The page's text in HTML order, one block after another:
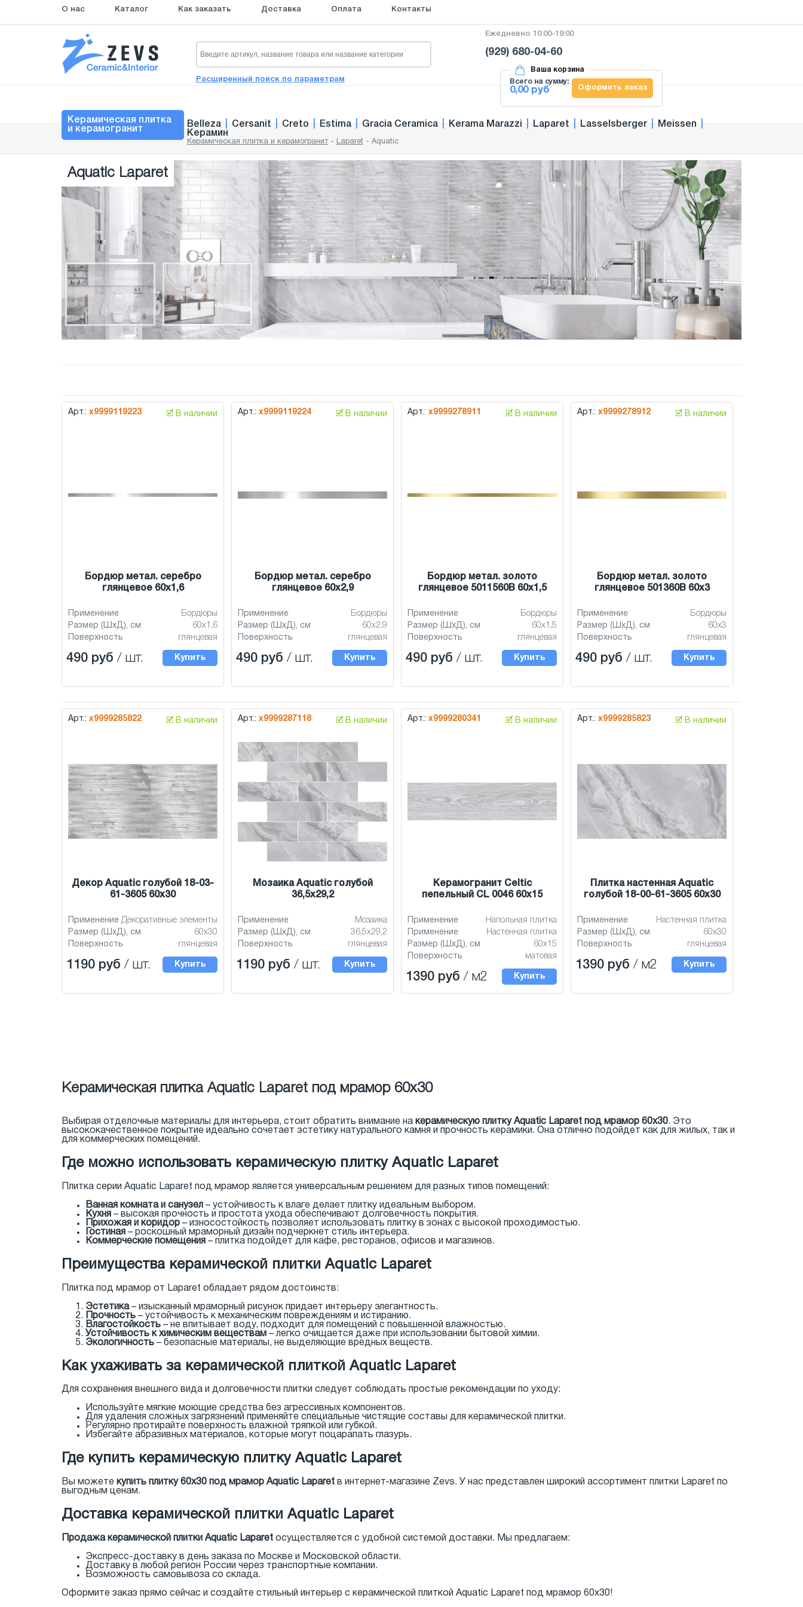
О нас Каталог Как заказать Доставка Оплата Контакты
Расширенный поиск по параметрам
Ежедневно 10:00-19:00
(929) 680-04-60
Ваша корзина
Оформить заказ
Всего на сумму:
0,00 руб
Керамическая плитка
и керамогранит
Belleza Cersanit Creto Estima Gracia Ceramica Kerama Marazzi Laparet Lasselsberger Meissen
Керамин
Керамическая плитка и керамогранит - Laparet - Aquatic
Aquatic Laparet
Арт.: х9999119223 🗹 В наличии
Бордюр метал. серебро
глянцевое 60x1,6
Применение
Бордюры
Размер (ШхД), см
60x1,6
Поверхность
глянцевая
490 руб / шт. Купить
Арт.: х9999119224 🗹 В наличии
Бордюр метал. серебро
глянцевое 60x2,9
Применение
Бордюры
Размер (ШхД), см
60x2,9
Поверхность
глянцевая
490 руб / шт. Купить
Арт.: х9999278911 🗹 В наличии
Бордюр метал. золото
глянцевое 5011560В 60x1,5
Применение
Бордюры
Размер (ШхД), см
60x1,5
Поверхность
глянцевая
490 руб / шт. Купить
Арт.: х9999278912 🗹 В наличии
Бордюр метал. золото
глянцевое 501360В 60x3
Применение
Бордюры
Размер (ШхД), см
60x3
Поверхность
глянцевая
490 руб / шт. Купить
Арт.: х9999285822 🗹 В наличии
Декор Aquatic голубой 18-03-
61-3605 60x30
Применение Декоративные элементы
Размер (ШхД), см
60x30
Поверхность
глянцевая
1190 руб / шт. Купить
Арт.: х9999287118 🗹 В наличии
Мозаика Aquatic голубой
36,5x29,2
Применение
Мозаика
Размер (ШхД), см
36,5x29,2
Поверхность
глянцевая
1190 руб / шт. Купить
Арт.: х9999280341 🗹 В наличии
Керамогранит Celtic
пепельный CL 0046 60x15
Применение
Напольная плитка
Применение
Настенная плитка
Размер (ШхД), см
60x15
Поверхность
матовая
1390 руб / м2 Купить
Арт.: х9999285823 🗹 В наличии
Плитка настенная Aquatic
голубой 18-00-61-3605 60x30
Применение
Настенная плитка
Размер (ШхД), см
60x30
Поверхность
глянцевая
1390 руб / м2 Купить
Керамическая плитка Aquatic Laparet под мрамор 60x30
Выбирая отделочные материалы для интерьера, стоит обратить внимание на керамическую плитку Aquatic Laparet под мрамор 60x30. Это
высококачественное покрытие идеально сочетает эстетику натурального камня и прочность керамики. Она отлично подойдет как для жилых, так и
для коммерческих помещений.
Где можно использовать керамическую плитку Aquatic Laparet
Плитка серии Aquatic Laparet под мрамор является универсальным решением для разных типов помещений:
Ванная комната и санузел – устойчивость к влаге делает плитку идеальным выбором.
Кухня – высокая прочность и простота ухода обеспечивают долговечность покрытия.
Прихожая и коридор – износостойкость позволяет использовать плитку в зонах с высокой проходимостью.
Гостиная – роскошный мраморный дизайн подчеркнет стиль интерьера.
Коммерческие помещения – плитка подойдет для кафе, ресторанов, офисов и магазинов.
Преимущества керамической плитки Aquatic Laparet
Плитка под мрамор от Laparet обладает рядом достоинств:
Эстетика– изысканный мраморный рисунок придает интерьеру элегантность.
Прочность – устойчивость к механическим повреждениям и истиранию.
Влагостойкость – не впитывает воду, подходит для помещений с повышенной влажностью.
Устойчивость к химическим веществам – легко очищается даже при использовании бытовой химии.
Экологичность – безопасные материалы, не выделяющие вредных веществ.
Как ухаживать за керамической плиткой Aquatic Laparet
Для сохранения внешнего вида и долговечности плитки следует соблюдать простые рекомендации по уходу:
Используйте мягкие моющие средства без агрессивных компонентов.
Для удаления сложных загрязнений применяйте специальные чистящие составы для керамической плитки.
Регулярно протирайте поверхность влажной тряпкой или губкой.
Избегайте абразивных материалов, которые могут поцарапать глазурь.
Где купить керамическую плитку Aquatic Laparet
Вы можете купить плитку 60x30 под мрамор Aquatic Laparet в интернет-магазине Zevs. У нас представлен широкий ассортимент плитки Laparet по
выгодным ценам.
Доставка керамической плитки Aquatic Laparet
Продажа керамической плитки Aquatic Laparet осуществляется с удобной системой доставки. Мы предлагаем:
Экспресс-доставку в день заказа по Москве и Московской области.
Доставку в любой регион России через транспортные компании.
Возможность самовывоза со склада.
Оформите заказ прямо сейчас и создайте стильный интерьер с керамической плиткой Aquatic Laparet под мрамор 60x30!